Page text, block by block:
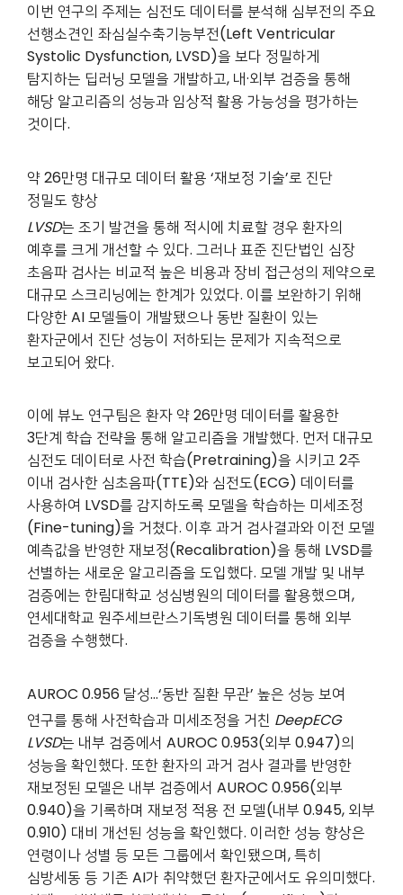
이번 연구의 주제는 심전도 데이터를 분석해 심부전의 주요
선행소견인 좌심실수축기능부전(Left Ventricular
Systolic Dysfunction, LVSD)을 보다 정밀하게
탐지하는 딥러닝 모델을 개발하고, 내·외부 검증을 통해
해당 알고리즘의 성능과 임상적 활용 가능성을 평가하는
것이다.
약 26만명 대규모 데이터 활용 ‘재보정 기술’로 진단
정밀도 향상
LVSD는 조기 발견을 통해 적시에 치료할 경우 환자의
예후를 크게 개선할 수 있다. 그러나 표준 진단법인 심장
초음파 검사는 비교적 높은 비용과 장비 접근성의 제약으로
대규모 스크리닝에는 한계가 있었다. 이를 보완하기 위해
다양한 AI 모델들이 개발됐으나 동반 질환이 있는
환자군에서 진단 성능이 저하되는 문제가 지속적으로
보고되어 왔다.
이에 뷰노 연구팀은 환자 약 26만명 데이터를 활용한
3단계 학습 전략을 통해 알고리즘을 개발했다. 먼저 대규모
심전도 데이터로 사전 학습(Pretraining)을 시키고 2주
이내 검사한 심초음파(TTE)와 심전도(ECG) 데이터를
사용하여 LVSD를 감지하도록 모델을 학습하는 미세조정
(Fine-tuning)을 거쳤다. 이후 과거 검사결과와 이전 모델
예측값을 반영한 재보정(Recalibration)을 통해 LVSD를
선별하는 새로운 알고리즘을 도입했다. 모델 개발 및 내부
검증에는 한림대학교 성심병원의 데이터를 활용했으며,
연세대학교 원주세브란스기독병원 데이터를 통해 외부
검증을 수행했다.
AUROC 0.956 달성…‘동반 질환 무관’ 높은 성능 보여
연구를 통해 사전학습과 미세조정을 거친 DeepECG
LVSD는 내부 검증에서 AUROC 0.953(외부 0.947)의
성능을 확인했다. 또한 환자의 과거 검사 결과를 반영한
재보정된 모델은 내부 검증에서 AUROC 0.956(외부
0.940)을 기록하며 재보정 적용 전 모델(내부 0.945, 외부
0.910) 대비 개선된 성능을 확인했다. 이러한 성능 향상은
연령이나 성별 등 모든 그룹에서 확인됐으며, 특히
심방세동 등 기존 AI가 취약했던 환자군에서도 유의미했다.